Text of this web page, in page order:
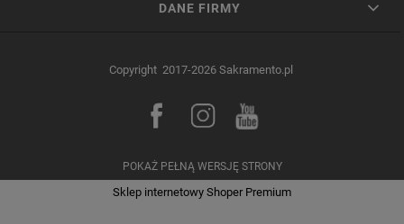
DANE FIRMY
Copyright 2017-2026 Sakramento.pl
POKAŻ PEŁNĄ WERSJĘ STRONY
Sklep internetowy Shoper Premium